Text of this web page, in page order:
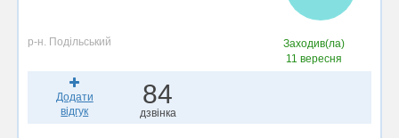
р-н. Подільський
Заходив(ла)
11 вересня
Додати
відгук
84
дзвінка